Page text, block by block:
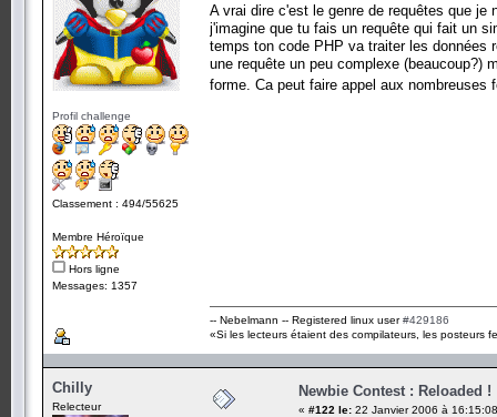
Profil challenge
Classement : 494/55625
Membre Héroïque
Hors ligne
Messages: 1357
A vrai dire c'est le genre de requêtes que
j'imagine que tu fais un requête qui fait un
temps ton code PHP va traiter les
une requête un peu complexe (beaucoup?)
forme. Ca peut faire appel aux
-- Nebelmann -- Registered linux user#429186
«Si les lecteurs étaient des compilateurs, les posteurs
Chilly
Relecteur
Newbie Contest : Reloaded !
« #122 le: 22 Janvier 2006 à